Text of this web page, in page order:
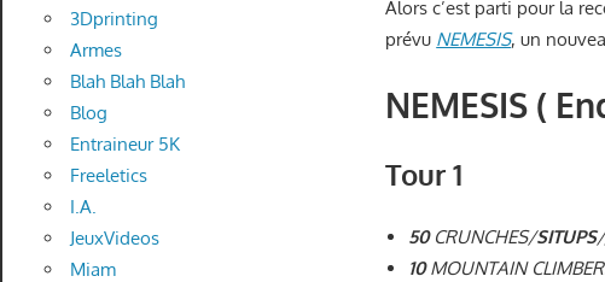
Alors c’est parti pour la
prévu NEMESIS, un
NEMESIS (
Tour 1
50CRUNCHES/SITUPS/
10MOUNTAIN
3Dprinting
Armes
Blah Blah Blah
Blog
Entraineur 5K
Freeletics
I.A.
JeuxVideos
Miam